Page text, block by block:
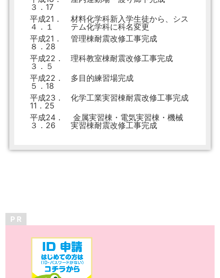
３．17
平成21．
４．１
材料化学科新入学生徒から、シス
テム化学科に科名変更
平成21．
８．28
管理棟耐震改修工事完成
平成22．
３．５
理科教室棟耐震改修工事完成
平成22．
５．18
多目的練習場完成
平成23．
11．25
化学工業実習棟耐震改修工事完成
平成24．
３．26
金属実習棟・電気実習棟・機械
実習棟耐震改修工事完成
P R